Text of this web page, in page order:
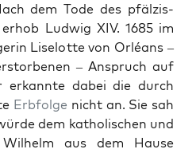
dem Tode des pfälzis­
Lud­wig XIV. 1685 im
Liselotte von Orléans –
– Anspruch auf
erkan­nte dabei die durch
Erb­folge nicht an. Sie sah
dem katholis­chen und
aus dem Hause